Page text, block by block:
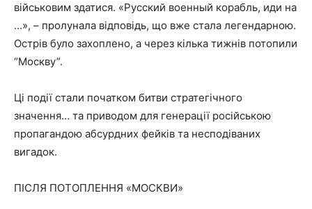
військовим здатися. «Русский военный корабль, иди на
…», – пролунала відповідь, що вже стала легендарною.
Острів було захоплено, а через кілька тижнів потопили
“Москву”.
Ці події стали початком битви стратегічного
значення… та приводом для генерації російською
пропагандою абсурдних фейків та несподіваних
вигадок.
ПІСЛЯ ПОТОПЛЕННЯ «МОСКВИ»